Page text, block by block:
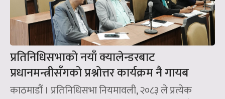
प्रतिनिधिसभाको नयाँ क्यालेन्डरबाट
प्रधानमन्त्रीसँगको प्रश्नोत्तर कार्यक्रम नै गायब
काठमाडौं । प्रतिनिधिसभा नियमावली, २०८३ ले प्रत्येक